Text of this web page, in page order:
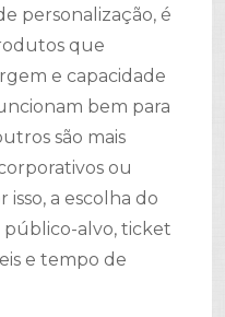
personalização, é
que
e capacidade
bem para
são mais
ou
a escolha do
alvo, ticket
e tempo de